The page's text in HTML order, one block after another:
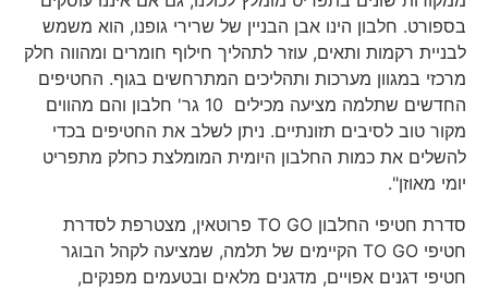
בספורט. חלבון הינו אבן הבניין של שרירי גופנו, הוא משמש
לבניית רקמות ותאים, עוזר לתהליך חילוף חומרים ומהווה חלק
מרכזי במגוון מערכות ותהליכים המתרחשים בגוף. החטיפים
החדשים שתלמה מציעה מכילים 10 גר' חלבון והם מהווים
מקור טוב לסיבים תזונתיים. ניתן לשלב את החטיפים בכדי
להשלים את כמות החלבון היומית המומלצת כחלק מתפריט
יומי מאוזן".
סדרת חטיפי החלבון TO GO פרוטאין, מצטרפת לסדרת
חטיפי TO GO הקיימים של תלמה, שמציעה לקהל הבוגר
חטיפי דגנים אפויים, מדגנים מלאים ובטעמים מפנקים,